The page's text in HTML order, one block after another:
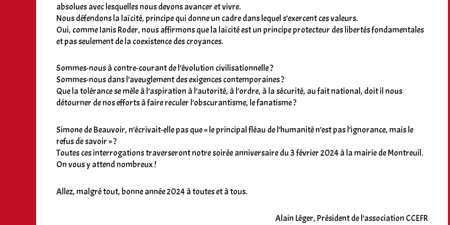
absolues avec lesquelles nous devons avancer et vivre.
Nous défendons la laïcité, principe qui donne un cadre dans lequel s’exercent ces valeurs.
Oui, comme Ianis Roder, nous affirmons que la laïcité est un principe protecteur des libertés fondamentales
et pas seulement de la coexistence des croyances.
Sommes-nous à contre-courant de l’évolution civilisationnelle ?
Sommes-nous dans l’aveuglement des exigences contemporaines ?
Que la tolérance se mêle à l’aspiration à l’autorité, à l’ordre, à la sécurité, au fait national, doit il nous
détourner de nos efforts à faire reculer l’obscurantisme, le fanatisme ?
Simone de Beauvoir, n’écrivait-elle pas que « le principal fléau de l’humanité n’est pas l’ignorance, mais le
refus de savoir » ?
Toutes ces interrogations traverseront notre soirée anniversaire du 3 février 2024 à la mairie de Montreuil.
On vous y attend nombreux !
Allez, malgré tout, bonne année 2024 à toutes et à tous.
Alain Léger, Président de l’association CCEFR